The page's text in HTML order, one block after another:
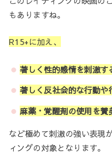
もありますね。
R15+に加え、
著しく性的感情を刺激す
著しく反社会的な行動や
麻薬・覚醒剤の使用を賛
など極めて刺激の強い表現
ィングの対象となります。